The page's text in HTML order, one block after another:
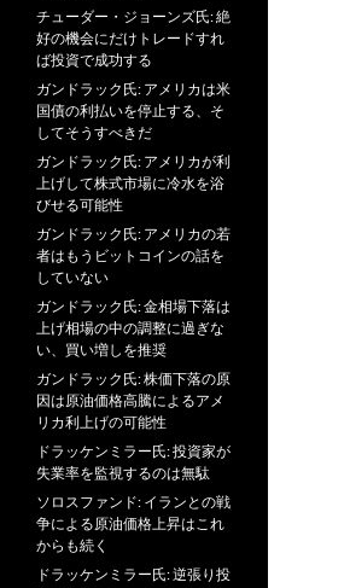
チューダー・ジョーンズ氏: 絶
好の機会にだけトレードすれ
ば投資で成功する
ガンドラック氏: アメリカは米
国債の利払いを停止する、そ
してそうすべきだ
ガンドラック氏: アメリカが利
上げして株式市場に冷水を浴
びせる可能性
ガンドラック氏: アメリカの若
者はもうビットコインの話を
していない
ガンドラック氏: 金相場下落は
上げ相場の中の調整に過ぎな
い、買い増しを推奨
ガンドラック氏: 株価下落の原
因は原油価格高騰によるアメ
リカ利上げの可能性
ドラッケンミラー氏: 投資家が
失業率を監視するのは無駄
ソロスファンド: イランとの戦
争による原油価格上昇はこれ
からも続く
ドラッケンミラー氏: 逆張り投